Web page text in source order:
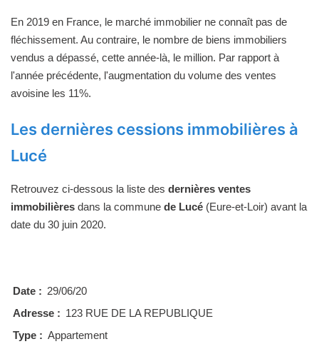
En 2019 en France, le marché immobilier ne connaît pas de
fléchissement. Au contraire, le nombre de biens immobiliers
vendus a dépassé, cette année-là, le million. Par rapport à
l'année précédente, l'augmentation du volume des ventes
avoisine les 11%.
Les dernières cessions immobilières à
Lucé
Retrouvez ci-dessous la liste des dernières ventes
immobilières dans la commune de Lucé (Eure-et-Loir) avant la
date du 30 juin 2020.
Date : 29/06/20
Adresse : 123 RUE DE LA REPUBLIQUE
Type : Appartement